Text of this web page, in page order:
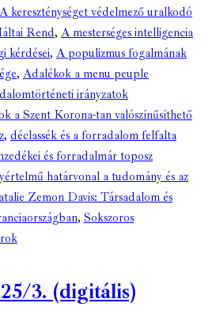
A kereszténységet védelmező uralkodó
Rend, A mesterséges intelligencia
kérdései, A populizmus fogalmának
, Adalékok a menu peuple
irányzatok
a Szent Korona-tan valószínűsíthető
, déclassék és a forradalom felfalta
és forradalmár toposz
határvonal a tudomány és az
Zemon Davis: Társadalom és
, Sokszoros
3. (digitális)